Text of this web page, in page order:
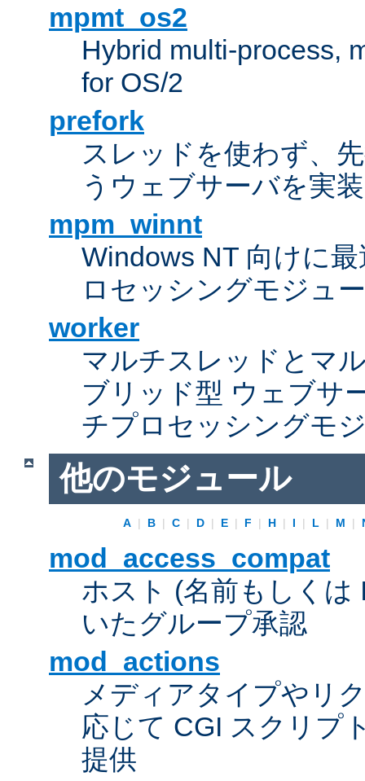
mpmt_os2
Hybrid multi-process,
for OS/2
prefork
スレッドを使わず、
うウェブサーバを実装
mpm_winnt
Windows NT 向けに
ロセッシングモジュ
worker
マルチスレッドとマ
ブリッド型 ウェブサ
チプロセッシングモ
他のモジュール
A | B | C | D | E | F | H | I | L | M |
mod_access_compat
ホスト (名前もしくは
いたグループ承認
mod_actions
メディアタイプやリ
応じて CGI スクリプ
提供